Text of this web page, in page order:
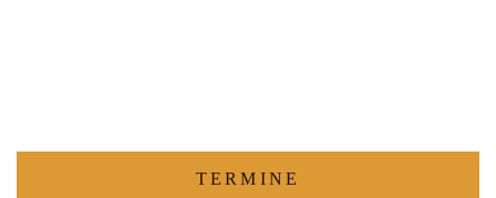
TERMINE